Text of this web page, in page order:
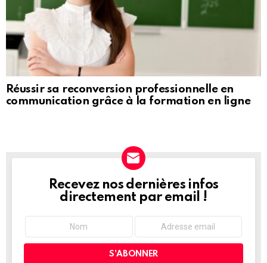
Réussir sa reconversion professionnelle en
communication grâce à la formation en ligne
NEWSLETTER
Recevez nos dernières infos
directement par email !